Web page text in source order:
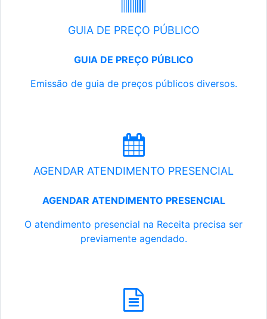
GUIA DE PREÇO PÚBLICO
GUIA DE PREÇO PÚBLICO
Emissão de guia de preços públicos diversos.
AGENDAR ATENDIMENTO PRESENCIAL
AGENDAR ATENDIMENTO PRESENCIAL
O atendimento presencial na Receita precisa ser
previamente agendado.